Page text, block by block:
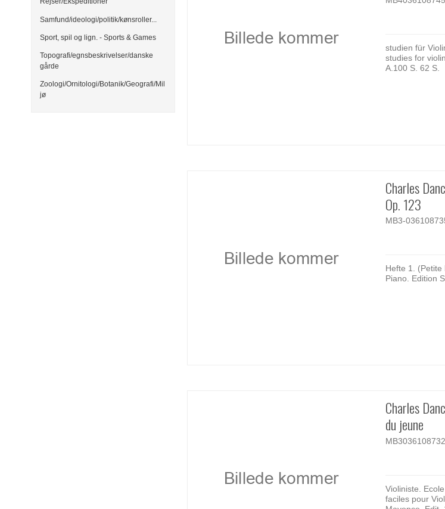
Samfund/ideologi/politik/kønsroller...
Sport, spil og lign. - Sports & Games
Topografi/egnsbeskrivelser/danske
gårde
Zoologi/Ornitologi/Botanik/Geografi/Mil
jø
studien für
studies for
A.100 S. 62 S.
Charles
Op. 123
MB3-
Hefte 1. (Petite
Piano. Edition
Charles
du jeune
MB3036108732
Violiniste.
faciles pour